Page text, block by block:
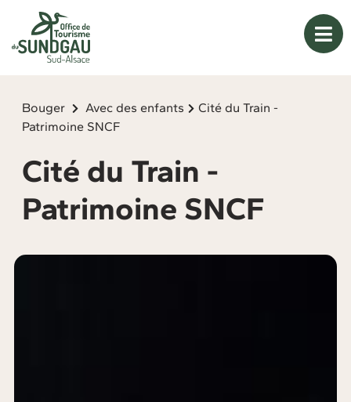
Bouger Avec des enfants
Cité du Train -
Patrimoine SNCF
Cité du Train -
Patrimoine SNCF
Panneau de gestion des cookies